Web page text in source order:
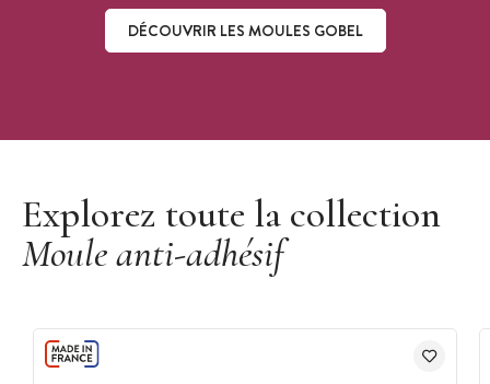
DÉCOUVRIR LES MOULES GOBEL
Explorez toute la collection
Moule anti-adhésif